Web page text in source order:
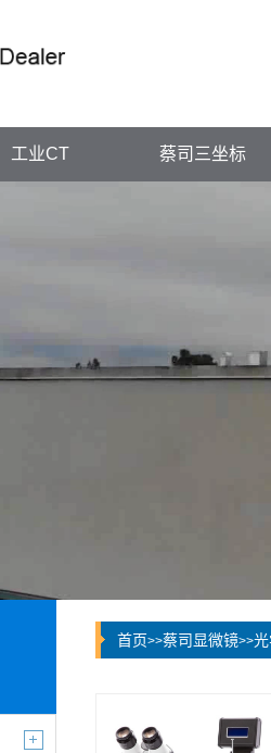
工业CT 蔡司三坐标
首页>>蔡司显微镜>>